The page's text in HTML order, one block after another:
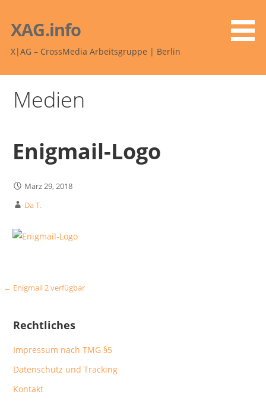
Inhalt
springen
XAG.info
X|AG – CrossMedia Arbeitsgruppe | Berlin
Medien
Enigmail-Logo
März 29, 2018
Da T.
Beitragsnavigation
← Enigmail 2 verfügbar
Rechtliches
Impressum nach TMG §5
Datenschutz und Tracking
Kontakt